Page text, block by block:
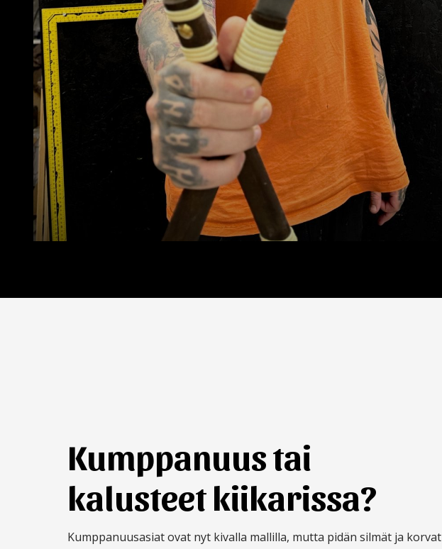
Kumppanuus tai
kalusteet kiikarissa?
Kumppanuusasiat ovat nyt kivalla mallilla, mutta pidän silmät ja korvat